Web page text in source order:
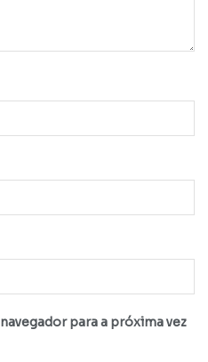
para a próxima vez